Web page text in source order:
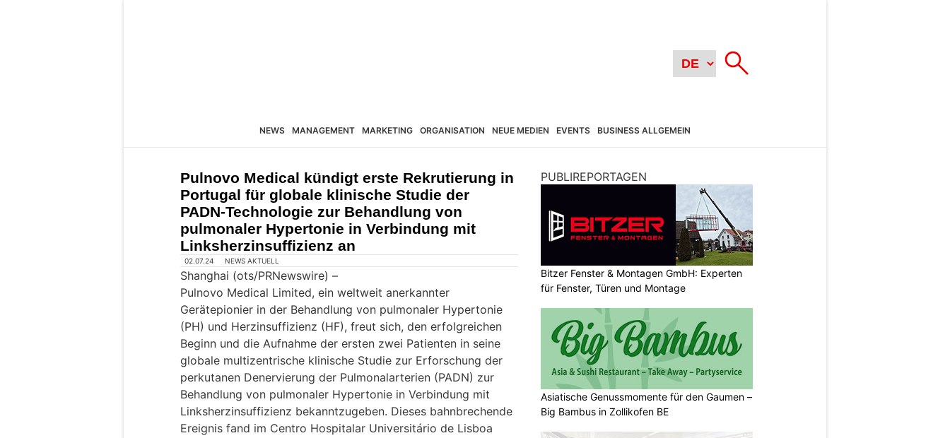
NEWS MANAGEMENT MARKETING ORGANISATION NEUE MEDIEN EVENTS BUSINESS ALLGEMEIN
Pulnovo Medical kündigt erste Rekrutierung in
Portugal für globale klinische Studie der
PADN-Technologie zur Behandlung von
pulmonaler Hypertonie in Verbindung mit
Linksherzinsuffizienz an
02.07.24 NEWS AKTUELL
Shanghai (ots/PRNewswire) –
Pulnovo Medical Limited, ein weltweit anerkannter
Gerätepionier in der Behandlung von pulmonaler Hypertonie
(PH) und Herzinsuffizienz (HF), freut sich, den erfolgreichen
Beginn und die Aufnahme der ersten zwei Patienten in seine
globale multizentrische klinische Studie zur Erforschung der
perkutanen Denervierung der Pulmonalarterien (PADN) zur
Behandlung von pulmonaler Hypertonie in Verbindung mit
Linksherzinsuffizienz bekanntzugeben. Dieses bahnbrechende
Ereignis fand im Centro Hospitalar Universitário de Lisboa
PUBLIREPORTAGEN
Bitzer Fenster & Montagen GmbH: Experten
für Fenster, Türen und Montage
Asiatische Genussmomente für den Gaumen –
Big Bambus in Zollikofen BE